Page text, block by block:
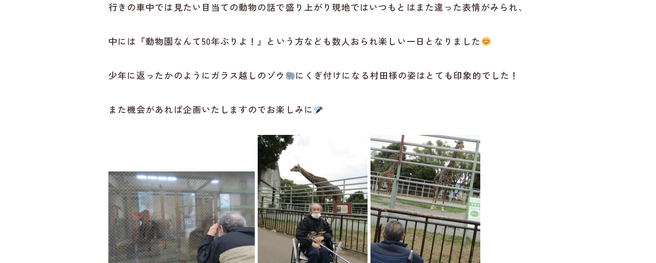
行きの車中では見たい目当ての動物の話で盛り上がり現地ではいつもとはまた違った表情がみられ、
中には『動物園なんて50年ぶりよ！』という方なども数人おられ楽しい一日となりました
少年に返ったかのようにガラス越しのゾウ にくぎ付けになる村田様の姿はとても印象的でした！
また機会があれば企画いたしますのでお楽しみに